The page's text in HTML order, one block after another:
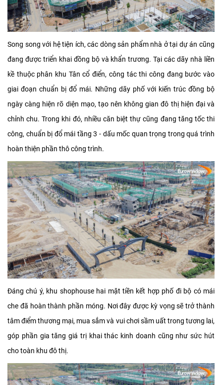
Song song với hệ tiện ích, các dòng sản phẩm nhà ở tại dự án cũng
đang được triển khai đồng bộ và khẩn trương. Tại các dãy nhà liền
kề thuộc phân khu Tân cổ điển, công tác thi công đang bước vào
giai đoạn chuẩn bị đổ mái. Những dãy phố với kiến trúc đồng bộ
ngày càng hiện rõ diện mạo, tạo nên không gian đô thị hiện đại và
chỉnh chu. Trong khi đó, nhiều căn biệt thự cũng đang tăng tốc thi
công, chuẩn bị đổ mái tầng 3 - dấu mốc quan trọng trong quá trình
hoàn thiện phần thô công trình.
Đáng chú ý, khu shophouse hai mặt tiền kết hợp phố đi bộ có mái
che đã hoàn thành phần móng. Nơi đây được kỳ vọng sẽ trở thành
tâm điểm thương mại, mua sắm và vui chơi sầm uất trong tương lai,
góp phần gia tăng giá trị khai thác kinh doanh cũng như sức hút
cho toàn khu đô thị.